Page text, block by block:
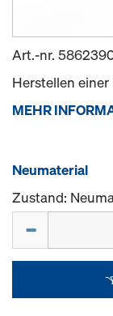
Art.-nr.
Herstellen
MEHR
Neumaterial
Zustand: